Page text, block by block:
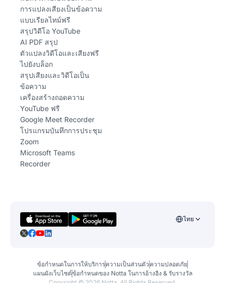
การแปลงเสียงเป็นข้อความ
แบบเรียลไทม์ฟรี
สรุปวิดีโอ YouTube
AI PDF สรุป
ตัวแปลงวิดีโอและเสียงฟรี
ไปยังบล็อก
สรุปเสียงและวิดีโอเป็น
ข้อความ
เครื่องสร้างถอดความ
YouTube ฟรี
Google Meet Recorder
โปรแกรมบันทึกการประชุม
Zoom
Microsoft Teams
Recorder
ไทย
ข้อกำหนดในการให้บริการความเป็นส่วนตัว ความปลอดภัย
แผนผังเว็บไซต์ข้อกำหนดของ Notta ในการอ้างอิง & รับรางวัล